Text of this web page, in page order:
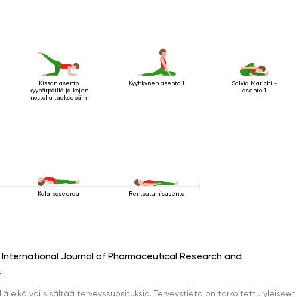
Kissan asento
kyynärpäillä jalkojen
nostolla taaksepäin
Kyyhkynen asento 1
Salvia Marichi -
asento 1
Kala poseeraa Rentoutumisasento
Journal of Pharmaceutical Research and
eikä voi sisältää terveyssuosituksia. Terveystieto on tarkoitettu yleiseen